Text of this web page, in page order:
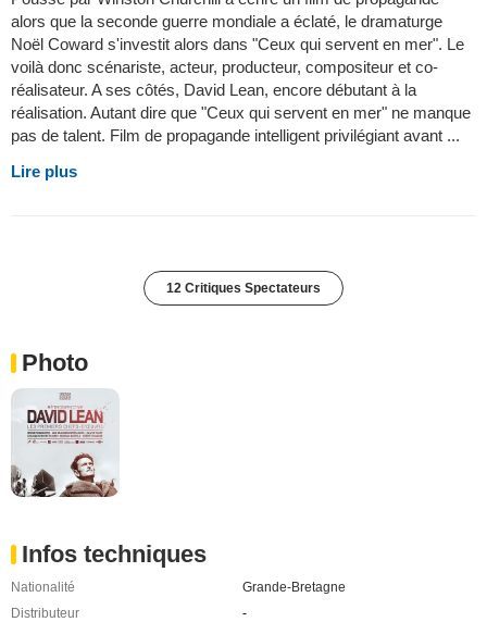
alors que la seconde guerre mondiale a éclaté, le dramaturge
Noël Coward s'investit alors dans "Ceux qui servent en mer". Le
voilà donc scénariste, acteur, producteur, compositeur et co-
réalisateur. A ses côtés, David Lean, encore débutant à la
réalisation. Autant dire que "Ceux qui servent en mer" ne manque
pas de talent. Film de propagande intelligent privilégiant avant ...
Lire plus
12 Critiques Spectateurs
Photo
Infos techniques
Nationalité
Grande-Bretagne
Distributeur
-